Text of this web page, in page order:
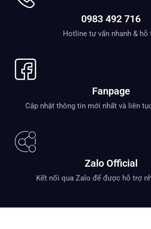
0983 492 716
Hotline tư vấn nhanh & hỗ
Fanpage
Cập nhật thông tin mới nhất và liên
Zalo Official
Kết nối qua Zalo để được hỗ trợ